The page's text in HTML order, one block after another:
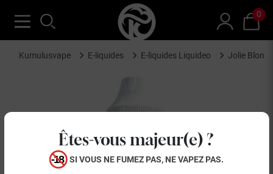
Êtes-vous majeur(e) ?
SI VOUS NE FUMEZ PAS, NE VAPEZ PAS.
0
Kumulusvape E-liquides E-liquides Liquideo Jolie